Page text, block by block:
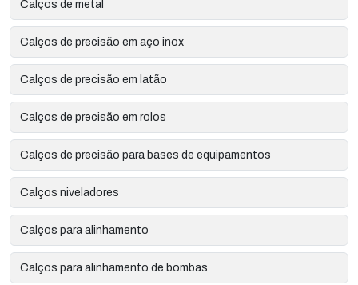
Calços de metal
Calços de precisão em aço inox
Calços de precisão em latão
Calços de precisão em rolos
Calços de precisão para bases de equipamentos
Calços niveladores
Calços para alinhamento
Calços para alinhamento de bombas